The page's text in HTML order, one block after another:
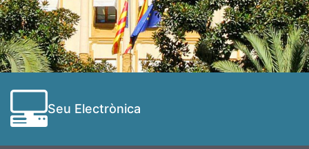
Seu Electrònica